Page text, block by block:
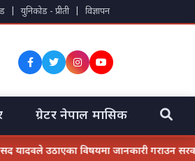
युनिकोड - प्रीती विज्ञापन
ग्रेटर नेपाल मासिक
उठाएका विषयमा जानकारी गराउन